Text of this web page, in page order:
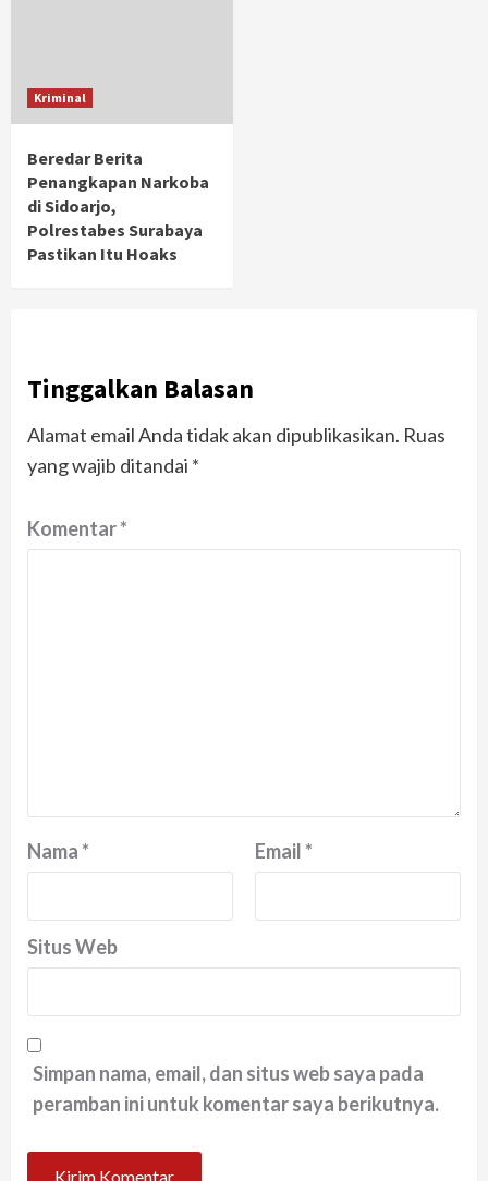
Kriminal
Beredar Berita
Penangkapan Narkoba
di Sidoarjo,
Polrestabes Surabaya
Pastikan Itu Hoaks
Tinggalkan Balasan
Alamat email Anda tidak akan dipublikasikan. Ruas
yang wajib ditandai *
Komentar*
Nama* Email*
Situs Web
Simpan nama, email, dan situs web saya pada
peramban ini untuk komentar saya berikutnya.